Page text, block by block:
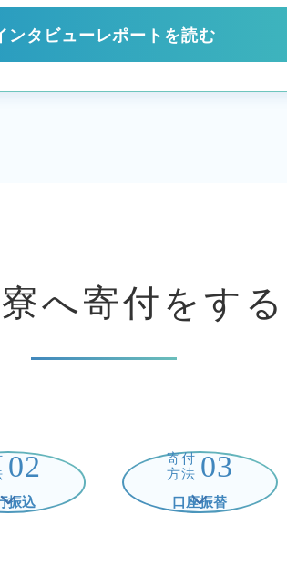
ンタビューレポートを読む
へ寄付をする
02
振込
寄付
方法 03
口座振替